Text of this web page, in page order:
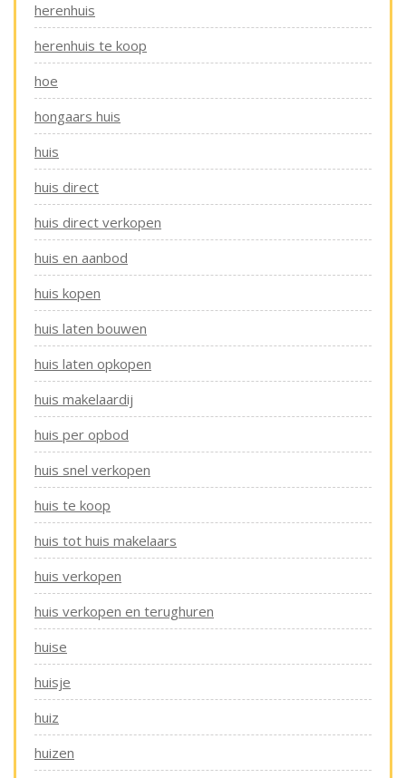
herenhuis
herenhuis te koop
hoe
hongaars huis
huis
huis direct
huis direct verkopen
huis en aanbod
huis kopen
huis laten bouwen
huis laten opkopen
huis makelaardij
huis per opbod
huis snel verkopen
huis te koop
huis tot huis makelaars
huis verkopen
huis verkopen en terughuren
huise
huisje
huiz
huizen